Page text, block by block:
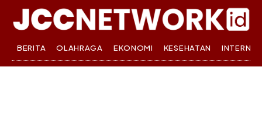
BERITA OLAHRAGA EKONOMI KESEHATAN